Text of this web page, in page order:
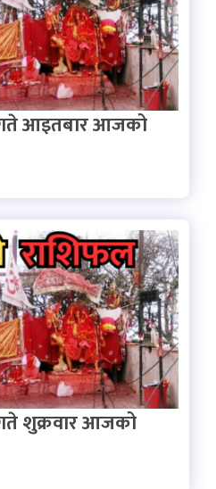
आइतबार आजको
शुक्रवार आजको